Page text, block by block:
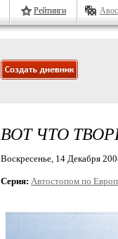
Рейтинги
ВОТ ЧТО
Воскресенье, 14 Декабря
Серия: Автостопом по